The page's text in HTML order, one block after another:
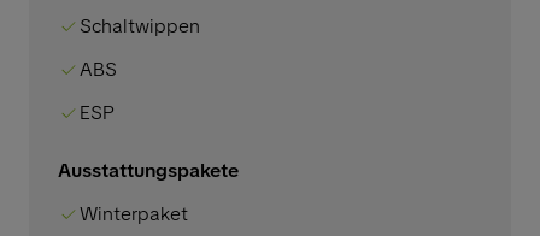
Schaltwippen
ABS
ESP
Ausstattungspakete
Winterpaket